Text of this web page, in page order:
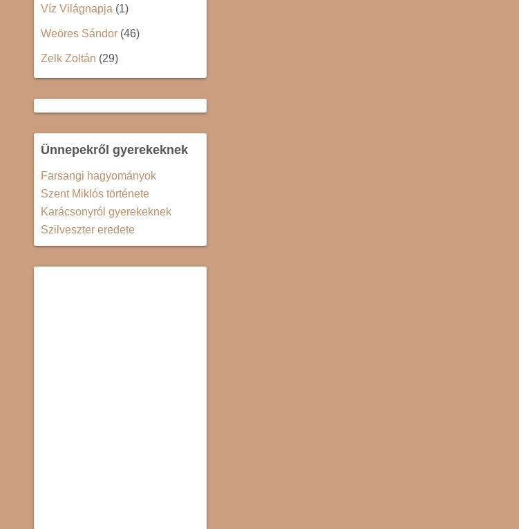
Víz Világnapja (1)
Weöres Sándor (46)
Zelk Zoltán (29)
Ünnepekről gyerekeknek
Farsangi hagyományok
Szent Miklós története
Karácsonyról gyerekeknek
Szilveszter eredete